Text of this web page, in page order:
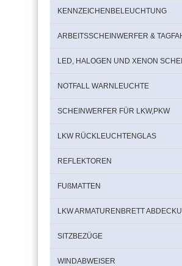
KENNZEICHENBELEUCHTUNG
ARBEITSSCHEINWERFER &
LED, HALOGEN UND XENON
NOTFALL WARNLEUCHTE
SCHEINWERFER FÜR LKW,PKW
LKW RÜCKLEUCHTENGLAS
REFLEKTOREN
FUßMATTEN
LKW ARMATURENBRETT
SITZBEZÜGE
WINDABWEISER